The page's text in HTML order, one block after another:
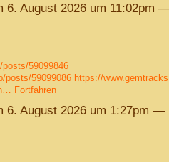
6. August 2026 um 11:02pm
59099846
posts/59099086 https://
Fortfahren
6. August 2026 um 1:27pm —